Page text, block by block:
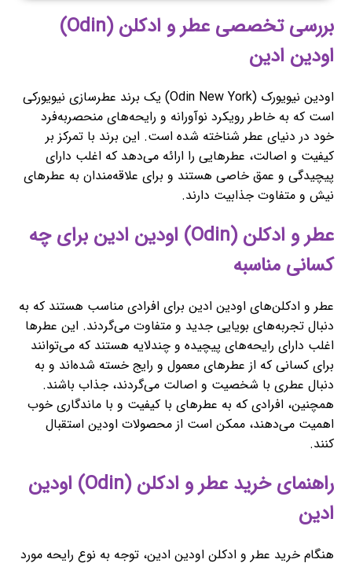
بررسی تخصصی عطر و ادکلن (Odin)
اودین ادین
اودین نیویورک (Odin New York) یک برند عطرسازی نیویورکی
است که به خاطر رویکرد نوآورانه و رایحه‌های منحصربه‌فرد
خود در دنیای عطر شناخته شده است. این برند با تمرکز بر
کیفیت و اصالت، عطرهایی را ارائه می‌دهد که اغلب دارای
پیچیدگی و عمق خاصی هستند و برای علاقه‌مندان به عطرهای
نیش و متفاوت جذابیت دارند.
عطر و ادکلن (Odin) اودین ادین برای چه
کسانی مناسبه
عطر و ادکلن‌های اودین ادین برای افرادی مناسب هستند که به
دنبال تجربه‌های بویایی جدید و متفاوت می‌گردند. این عطرها
اغلب دارای رایحه‌های پیچیده و چندلایه هستند که می‌توانند
برای کسانی که از عطرهای معمول و رایج خسته شده‌اند و به
دنبال عطری با شخصیت و اصالت می‌گردند، جذاب باشند.
همچنین، افرادی که به عطرهای با کیفیت و با ماندگاری خوب
اهمیت می‌دهند، ممکن است از محصولات اودین استقبال
کنند.
راهنمای خرید عطر و ادکلن (Odin) اودین
ادین
هنگام خرید عطر و ادکلن اودین ادین، توجه به نوع رایحه مورد